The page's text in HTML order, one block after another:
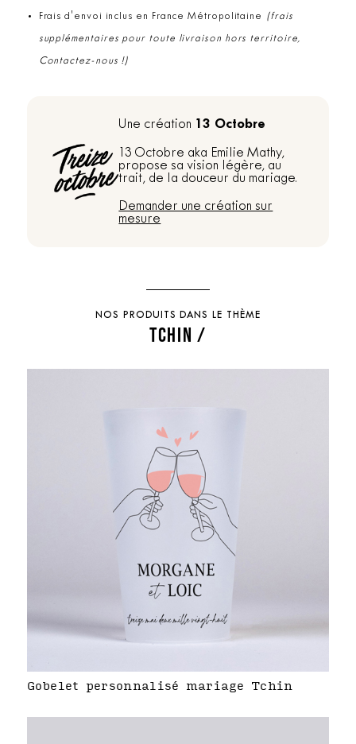
Frais d'envoi inclus en France Métropolitaine (frais
supplémentaires pour toute livraison hors territoire,
Contactez-nous !)
Une création 13 Octobre
13 Octobre aka Emilie Mathy,
propose sa vision légère, au
trait, de la douceur du mariage.
Demander une création sur
mesure
NOS PRODUITS DANS LE THÈME
TCHIN /
Gobelet personnalisé mariage Tchin